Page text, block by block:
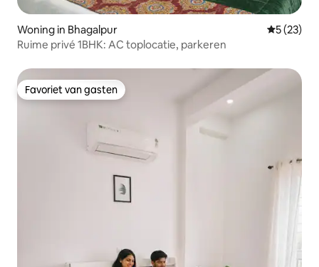
Woning in Bhagalpur
5 (23)
Ruime privé 1BHK: AC toplocatie, parkeren
Favoriet van gasten
Favoriet van gasten